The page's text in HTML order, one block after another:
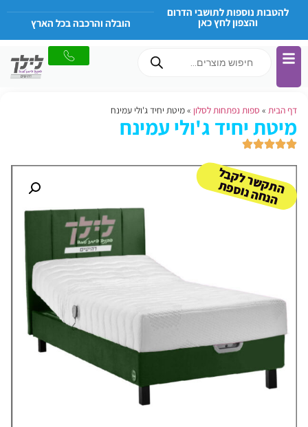
להטבות נוספות לתושבי הדרום
והצפון לחץ כאן הובלה והרכבה בכל הארץ
דף הבית » ספות נפתחות לסלון »מיטת יחיד ג'ולי עמינח
מיטת יחיד ג'ולי עמינח
ה
ת
ק
ש
ר
ל
ק
ב
ל
הנ
ח
ה נו
ס
פ
ת